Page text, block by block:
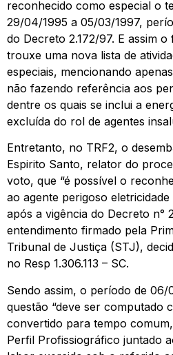
reconhecido como especial o
29/04/1995 a 05/03/1997,
do Decreto 2.172/97. E assim
trouxe uma nova lista de
especiais, mencionando
não fazendo referência aos
dentre os quais se inclui a
excluída do rol de agentes
Entretanto, no TRF2, o
Espirito Santo, relator do
voto, que “é possível o
ao agente perigoso
após a vigência do Decreto n°
entendimento firmado pela
Tribunal de Justiça (STJ),
no Resp 1.306.113 – SC.
Sendo assim, o período de
questão “deve ser computado
convertido para tempo
Perfil Profissiográfico juntado